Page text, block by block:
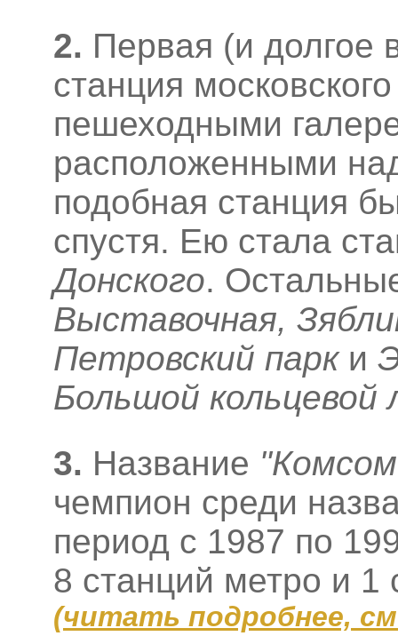
2. Первая (и долгое
станция
пешеходными
расположенными
подобная станция
спустя. Ею стала
Донского.
Выставочная,
Петровский парки
Большой кольцевой
3. Название
чемпион среди
период с 1987 по
8 станций метро и 1
(читать подробнее,